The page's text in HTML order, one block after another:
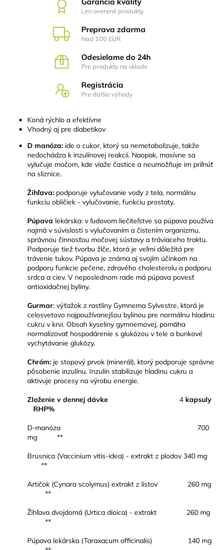
Len overené produkty
Preprava zdarma
Nad 100 EUR
Odesielame do 24h
Pre produkty na sklade
Registrácia
Pre ďalšie výhody
Koná rýchlo a efektívne
Vhodný aj pre diabetikov
D manóza: ide o cukor, ktorý sa nemetabolizuje, takže
nedochádza k inzulínovej reakcii. Naopak, masívne sa
vylučuje močom, kde viaže častice a neumožňuje im priľnúť
na sliznice.
Žihľava: podporuje vylučovanie vody z tela, normálnu
funkciu obličiek - vylučovanie, funkciu prostaty.
Púpava lekárska: v ľudovom liečiteľstve sa púpava používa
najmä v súvislosti s vylučovaním a čistením organizmu,
správnou činnosťou močovej sústavy a tráviaceho traktu.
Podporuje tiež tvorbu žlče, ktorá je veľmi dôležitá pre
trávenie tukov. Púpava je známa aj svojím účinkom na
podporu funkcie pečene, zdravého cholesterolu a podporu
srdca a ciev. V neposlednom rade má púpava povesť
antioxidačnej byliny.
Gurmar: výťažok z rastliny Gymnema Sylvestre, ktorá je
celosvetovo najpoužívanejšou bylinou pre normálnu hladinu
cukru v krvi. Obsah kyseliny gymnemovej, pomáha
normalizovať hospodárenie s glukózou v tele a bunkové
vychytávanie glukózy.
Chróm: je stopový prvok (minerál), ktorý podporuje správne
pôsobenie inzulínu. Inzulín stabilizuje hladinu cukru a
aktivuje procesy na výrobu energie.
Zloženie v dennej dávke 4 kapsuly
RHP%
D-manóza 700
mg **
Brusnica (Vaccinium vitis-idea) - extrakt z plodov 340 mg
**
Artičok (Cynara scolymus) extrakt z listov 260 mg
**
Žihľava dvojdomá (Urtica dioica) - extrakt 260 mg
**
Púpava lekárska (Taraxacum officinalis) 140 mg